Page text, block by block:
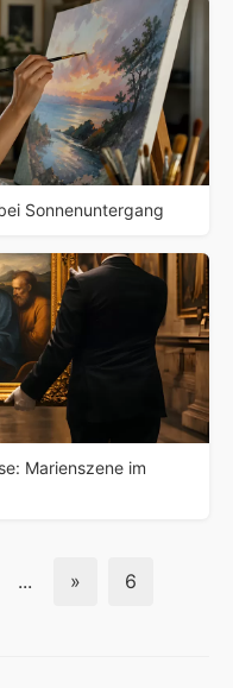
Sonnenuntergang
Marienszene im
... » 6